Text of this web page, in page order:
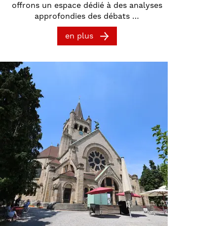
offrons un espace dédié à des analyses
approfondies des débats …
en plus